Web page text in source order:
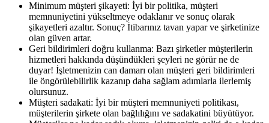
Minimum müşteri şikayeti: İyi bir politika, müşteri
memnuniyetini yükseltmeye odaklanır ve sonuç olarak
şikayetleri azaltır. Sonuç? İtibarınız tavan yapar ve şirketinize
olan güven artar.
Geri bildirimleri doğru kullanma: Bazı şirketler müşterilerin
hizmetleri hakkında düşündükleri şeyleri ne görür ne de
duyar! İşletmenizin can damarı olan müşteri geri bildirimleri
ile öngörülebilirlik kazanıp daha sağlam adımlarla ilerlemiş
olursunuz.
Müşteri sadakati: İyi bir müşteri memnuniyeti politikası,
müşterilerin şirkete olan bağlılığını ve sadakatini büyütüyor.